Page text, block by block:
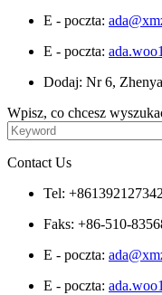
E - poczta:
E - poczta:
Dodaj: Nr 6,
Wpisz, co chcesz
Contact Us
Tel:
Faks: +86-510-
E - poczta:
E - poczta: